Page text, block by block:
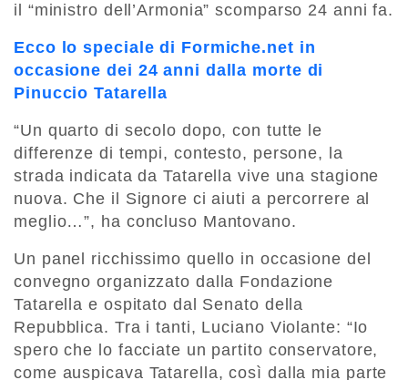
il “ministro dell’Armonia” scomparso 24 anni fa.
Ecco lo speciale di Formiche.net in
occasione dei 24 anni dalla morte di
Pinuccio Tatarella
“Un quarto di secolo dopo, con tutte le
differenze di tempi, contesto, persone, la
strada indicata da Tatarella vive una stagione
nuova. Che il Signore ci aiuti a percorrere al
meglio…”, ha concluso Mantovano.
Un panel ricchissimo quello in occasione del
convegno organizzato dalla Fondazione
Tatarella e ospitato dal Senato della
Repubblica. Tra i tanti, Luciano Violante: “Io
spero che lo facciate un partito conservatore,
come auspicava Tatarella, così dalla mia parte